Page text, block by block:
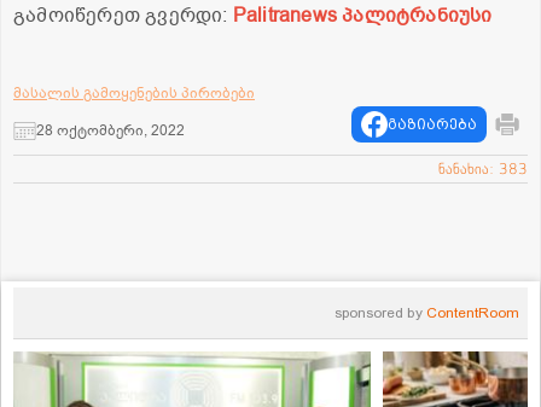
გამოიწერეთ გვერდი: Palitranews პალიტრანიუსი
მასალის გამოყენების პირობები
28 ოქტომბერი, 2022
გაზიარება
ნანახია: 383
sponsored by ContentRoom